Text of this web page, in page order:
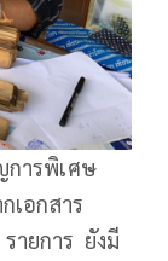
ารพิเศษ
เอกสาร
ายการ ยังมี